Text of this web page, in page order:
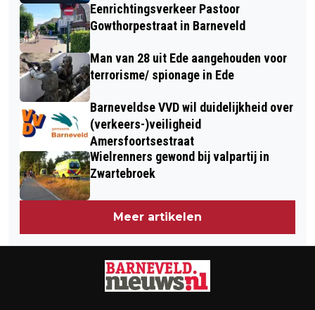
Eenrichtingsverkeer Pastoor
Gowthorpestraat in Barneveld
Man van 28 uit Ede aangehouden voor
terrorisme/ spionage in Ede
Barneveldse VVD wil duidelijkheid over
(verkeers-)veiligheid
Amersfoortsestraat
Wielrenners gewond bij valpartij in
Zwartebroek
Meer artikelen